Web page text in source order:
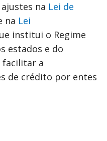
na Lei de
na Lei
institui o Regime
estados e do
facilitar a
de crédito por entes